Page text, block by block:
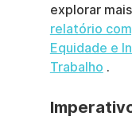
explorar
relatório
Equidade e
Trabalho .